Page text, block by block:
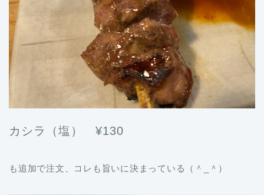
カシラ（塩） ¥130
も追加で注文、コレも旨いに決まっている（＾_＾）